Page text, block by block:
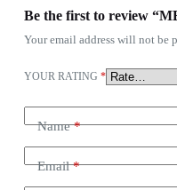
Be the first to review
Your email address will not be
YOUR RATING *
Name*
Email*